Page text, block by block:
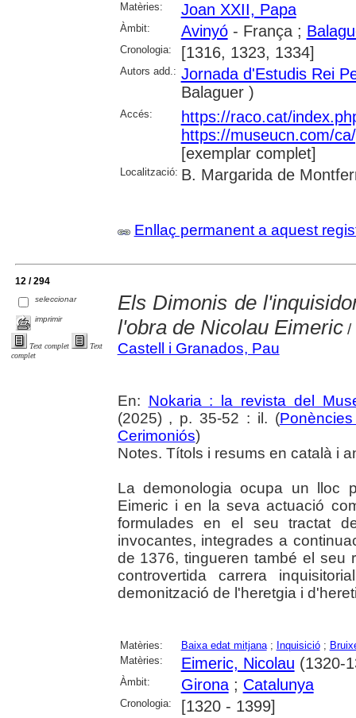
Matèries:
Joan XXII, Papa
Àmbit: Avinyó- França ;
Cronologia: [1316, 1323, 1334]
Autors add.: Jornada d'Estudis Rei
Balaguer )
Accés:
https://raco.cat/
https://museucn.com/
[exemplar complet]
Localització: B. Margarida de
Enllaç permanent a aquest
12 / 294
seleccionar
imprimir
Text complet
Text
complet
Els Dimonis de
l'obra de Nicolau Eimeric/
Castell i Granados, Pau
En: Nokaria : la revista del
(2025) , p. 35-52 : il. (
Cerimoniós)
Notes. Títols i resums en català i
La demonologia ocupa un lloc
Eimeric i en la seva actuació
formulades en el seu tractat
invocantes, integrades a
de 1376, tingueren també el seu
controvertida carrera
demonització de l'heretgia i
Matèries: Baixa edat mitjana; Inquisició;
Matèries:
Eimeric, Nicolau (1320-
Àmbit: Girona; Catalunya
Cronologia: [1320 - 1399]